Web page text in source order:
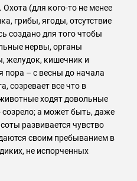
(для кого-то не менее
грибы, ягоды, отсутствие
создано для того чтобы
нервы, органы
желудок, кишечник и
пора – с весны до начала
созревает все что в
ходят довольные
созрело; а может быть, даже
развивается чувство
своим пребыванием в
не испорченных